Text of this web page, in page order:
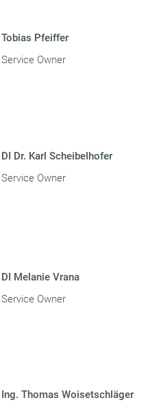
Tobias Pfeiffer
Service Owner
DI Dr. Karl Scheibelhofer
Service Owner
DI Melanie Vrana
Service Owner
Ing. Thomas Woisetschläger